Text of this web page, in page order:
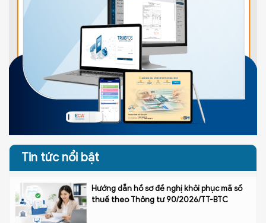
Tin tức nổi bật
Hướng dẫn hồ sơ đề nghị khôi phục mã số
thuế theo Thông tư 90/2026/TT-BTC